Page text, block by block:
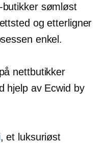
butikker sømløst
og etterligner
enkel.
nettbutikker
hjelp av Ecwid by
, et luksuriøst